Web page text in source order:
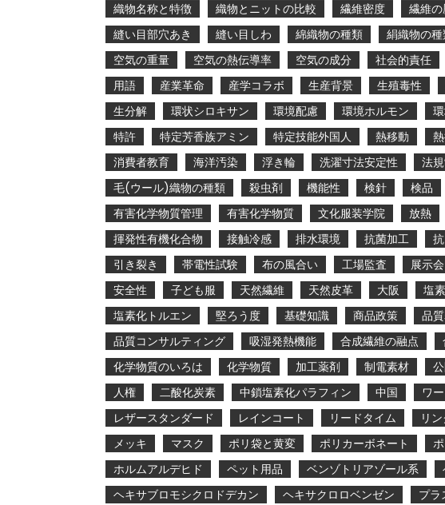
織物名称と特徴
織物とニットの比較 繊維密度 繊維の
縫い目部穴あき
縫い目しわ 綿織物の種類 絹織物の
空気の重量
空気の熱伝導率 空気の成分 社会的責任
用語
産業革命 産学コラボ 生産背景 生殖毒性
生分解
環状シロキサン 環境配慮 環境ホルモン
特許
特定芳香族アミン 特定技能外国人 熱移動
消費者教育
海洋汚染 浮き輪 洗濯寸法安定性 法
毛(ウール)織物の種類
殺虫剤 機能性 検針 検品
有害化学物質管理
有害化学物質 文化服装学院 放熱
揮発性有機化合物
接触冷感 排水環境 抗菌加工
引き裂き
帯電性試験 布の風合い 工場監査 展示会
安全性
子ども服 天然繊維 天然皮革 大阪 塩
塩素化トルエン
堅ろう度 基礎知識 商品政策 品
品質コンサルティング
吸湿発熱機能 合成繊維の融点
化学物質のいろは
化学物質 加工薬剤 制電素材
人権
二酸化炭素 中鎖塩素化パラフィン 中国 ワ
レザースタンダード
レインコート リードタイム リ
メッキ
マスク ポリ袋と黄変 ポリカーボネート
ホルムアルデヒド
ペット用品 ベンゾトリアゾール系
ヘキサブロモシクロドデカン
ヘキサクロロベンゼン プラ